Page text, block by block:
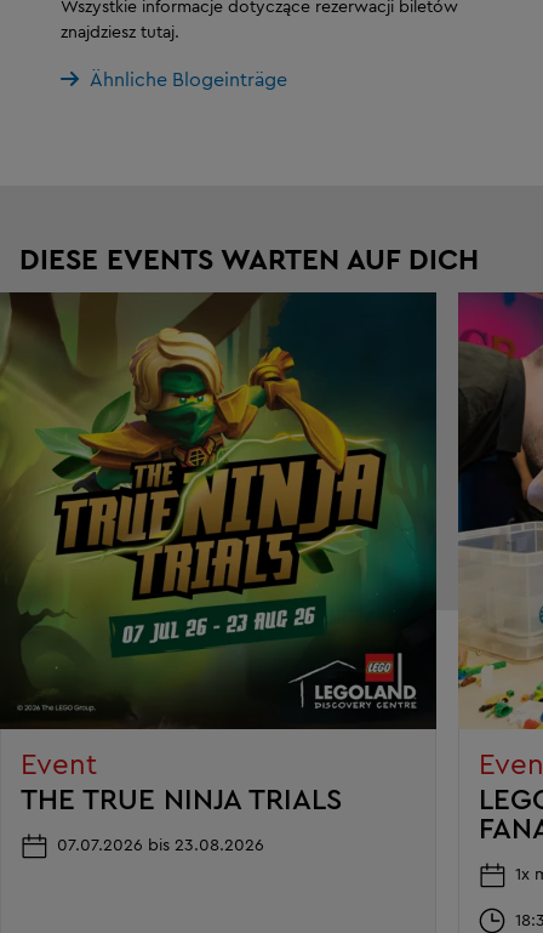
Wszystkie informacje dotyczące rezerwacji biletów
znajdziesz tutaj.
Ähnliche Blogeinträge
DIESE EVENTS WARTEN AUF DICH
Event
THE TRUE NINJA TRIALS
07.07.2026 bis 23.08.2026
1x